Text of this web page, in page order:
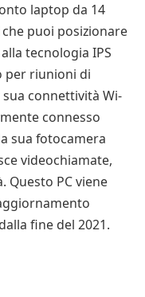
laptop da 14
puoi posizionare
tecnologia IPS
per riunioni di
connettività Wi-
connesso
sua fotocamera
videochiamate,
Questo PC viene
fine del 2021.